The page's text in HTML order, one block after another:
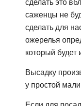
саженцы не
сделать для
ожерелья
который будет
Высадку
у простой